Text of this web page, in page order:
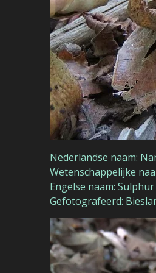
Nederlandse naam:
Wetenschappelijke
Engelse naam:
Gefotografeerd: